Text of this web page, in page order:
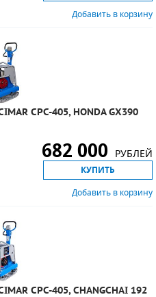
Добавить в корзину
CPC-405, HONDA GX390
682 000 РУБЛЕЙ
КУПИТЬ
Добавить в корзину
CPC-405, CHANGCHAI 192